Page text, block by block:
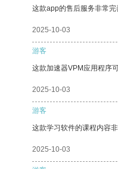
这款app的售后服务非常完
2025-10-03
游客
这款加速器VPM应用程序
2025-10-03
游客
这款学习软件的课程内容
2025-10-03